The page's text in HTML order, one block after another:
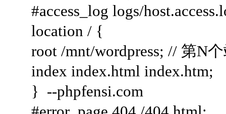
#access_log logs/
location / {
root /mnt/wordpress; // 第N个
index index.html index.htm;
} --phpfensi.com